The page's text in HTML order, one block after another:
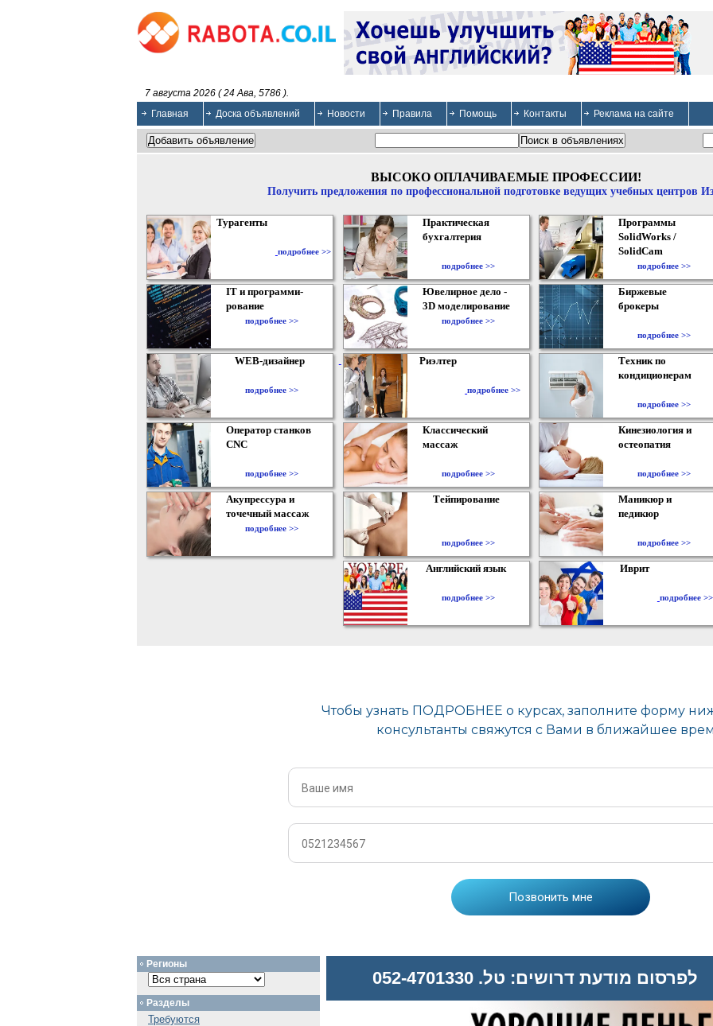
7 августа 2026 ( 24 Ава, 5786 ).
Главная
Доска объявлений Новости Правила Помощь Контакты Реклама на сайте
ВЫСОКО ОПЛАЧИВАЕМЫЕ ПРОФЕССИИ!
Получить предложения по профессиональной подготовке ведущих учебных центров
Турагенты
подробнее >>
Практическая
бухгалтерия
подробнее >>
Программы
SolidWorks /
SolidCam
подробнее >>
IT и программи-
рование
подробнее >>
Ювелирное дело -
3D моделирование
подробнее >>
Биржевые
брокеры
подробнее >>
WEB-дизайнер
подробнее >>
Риэлтер
подробнее >>
Техник по
кондиционерам
подробнее >>
Оператор станков
CNC
подробнее >>
Классический
массаж
подробнее >>
Кинезиология и
остеопатия
подробнее >>
Акупрессура и
точечный массаж
подробнее >>
Тейпирование
подробнее >>
Маникюр и
педикюр
подробнее >>
Английский язык
подробнее >>
Иврит
подробнее >>
לפרסום מודעת דרושים: טל. 052-4701330
Регионы
Разделы
Требуются